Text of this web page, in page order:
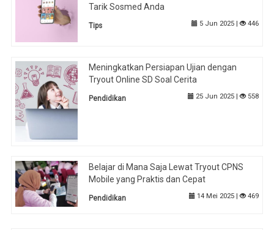
Tarik Sosmed Anda
Tips 5 Jun 2025 | 446
Meningkatkan Persiapan Ujian dengan
Tryout Online SD Soal Cerita
Pendidikan 25 Jun 2025 | 558
Belajar di Mana Saja Lewat Tryout CPNS
Mobile yang Praktis dan Cepat
Pendidikan 14 Mei 2025 | 469